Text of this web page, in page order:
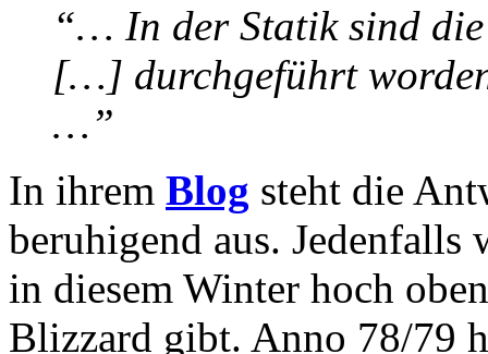
“… In der Statik sind
[…] durchgeführt
…”
In ihrem Blog steht die
beruhigend aus. Jedenfalls
in diesem Winter hoch
Blizzard gibt. Anno 78/79